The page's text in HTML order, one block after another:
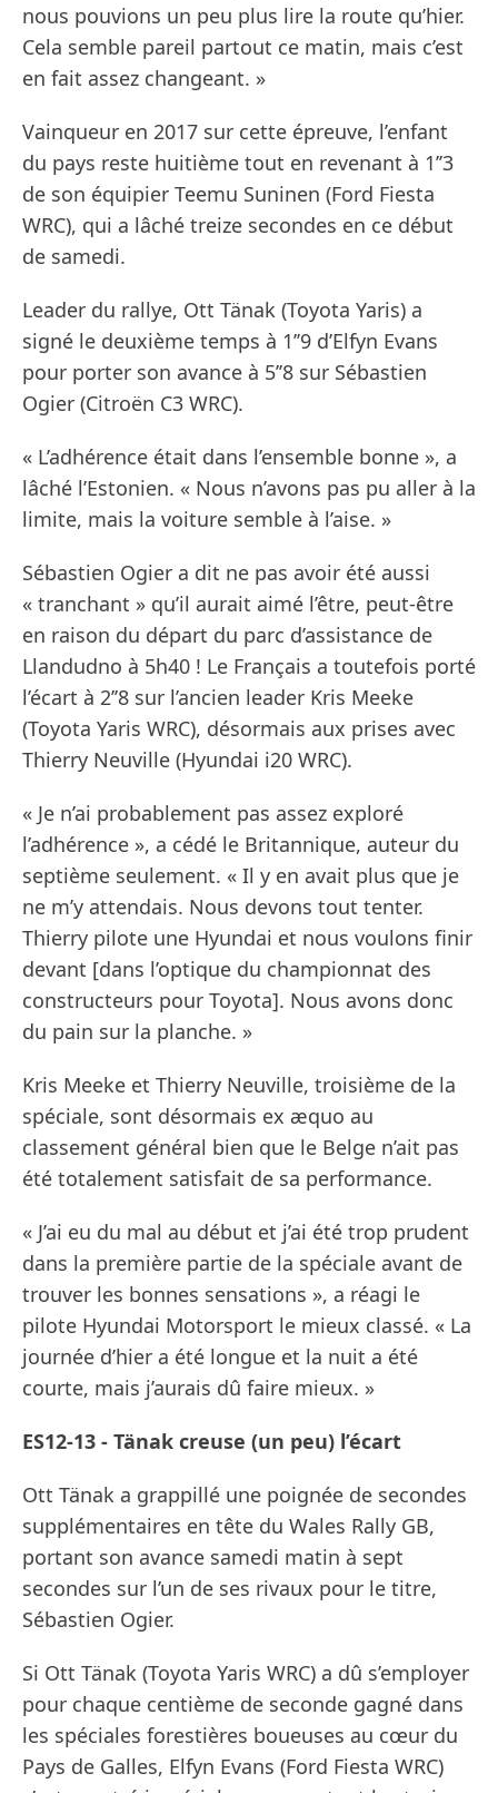
nous pouvions un peu plus lire la route qu’hier.
Cela semble pareil partout ce matin, mais c’est
en fait assez changeant. »
Vainqueur en 2017 sur cette épreuve, l’enfant
du pays reste huitième tout en revenant à 1’’3
de son équipier Teemu Suninen (Ford Fiesta
WRC), qui a lâché treize secondes en ce début
de samedi.
Leader du rallye, Ott Tänak (Toyota Yaris) a
signé le deuxième temps à 1’’9 d’Elfyn Evans
pour porter son avance à 5’’8 sur Sébastien
Ogier (Citroën C3 WRC).
« L’adhérence était dans l’ensemble bonne », a
lâché l’Estonien. « Nous n’avons pas pu aller à la
limite, mais la voiture semble à l’aise. »
Sébastien Ogier a dit ne pas avoir été aussi
« tranchant » qu’il aurait aimé l’être, peut-être
en raison du départ du parc d’assistance de
Llandudno à 5h40 ! Le Français a toutefois porté
l’écart à 2’’8 sur l’ancien leader Kris Meeke
(Toyota Yaris WRC), désormais aux prises avec
Thierry Neuville (Hyundai i20 WRC).
« Je n’ai probablement pas assez exploré
l’adhérence », a cédé le Britannique, auteur du
septième seulement. « Il y en avait plus que je
ne m’y attendais. Nous devons tout tenter.
Thierry pilote une Hyundai et nous voulons finir
devant [dans l’optique du championnat des
constructeurs pour Toyota]. Nous avons donc
du pain sur la planche. »
Kris Meeke et Thierry Neuville, troisième de la
spéciale, sont désormais ex æquo au
classement général bien que le Belge n’ait pas
été totalement satisfait de sa performance.
« J’ai eu du mal au début et j’ai été trop prudent
dans la première partie de la spéciale avant de
trouver les bonnes sensations », a réagi le
pilote Hyundai Motorsport le mieux classé. « La
journée d’hier a été longue et la nuit a été
courte, mais j’aurais dû faire mieux. »
ES12-13 - Tänak creuse (un peu) l’écart
Ott Tänak a grappillé une poignée de secondes
supplémentaires en tête du Wales Rally GB,
portant son avance samedi matin à sept
secondes sur l’un de ses rivaux pour le titre,
Sébastien Ogier.
Si Ott Tänak (Toyota Yaris WRC) a dû s’employer
pour chaque centième de seconde gagné dans
les spéciales forestières boueuses au cœur du
Pays de Galles, Elfyn Evans (Ford Fiesta WRC)